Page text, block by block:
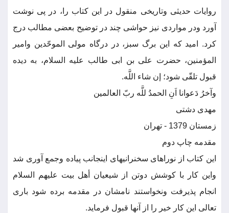
روایات حدیثی وتاریخی منقول در این کتاب را، در پی نوشت
آورد ودر مواردی نیز حواشی چند در توضیح بعضی مطالب درج
کرد. امید که این برگ سبز، در درگاه مولی الموحّدین وامیر
المؤمنین، حضرت علی بن ابی طالب علیه السلام، به دیده
قبول تلقّی شود؛ إن شاء اللَّه.
وآخرُ دَعوانا اَنِ الحمدُ للَّه ربّ العالمین
مهدی دشتی
زمستان 1379 - تهران
مقدمه چاپ دوم
این کتاب از نوراهای سخنرانیهای اینجانب پیاده وجمع آوری شد
واین کار با کوشش دوتن از شیعیان أهل بیت علیهم السلام
انجام پذیرفت ونخواستند نامشان در مقدمه برده شود باری
تعالی این کار خیر را از آنها قبول فرماید.